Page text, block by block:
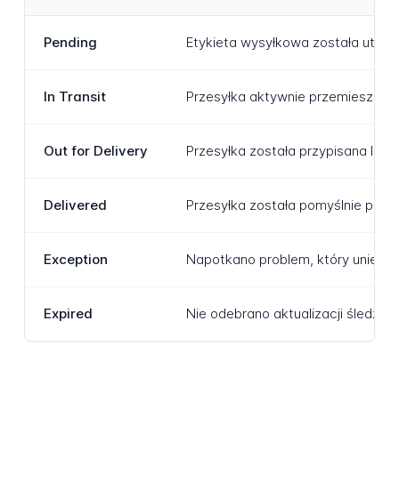
Pending Etykieta wysyłkowa została
In Transit Przesyłka aktywnie
Out for Delivery Przesyłka została przypisana
Delivered Przesyłka została pomyślnie
Exception Napotkano problem, który
Expired Nie odebrano aktualizacji